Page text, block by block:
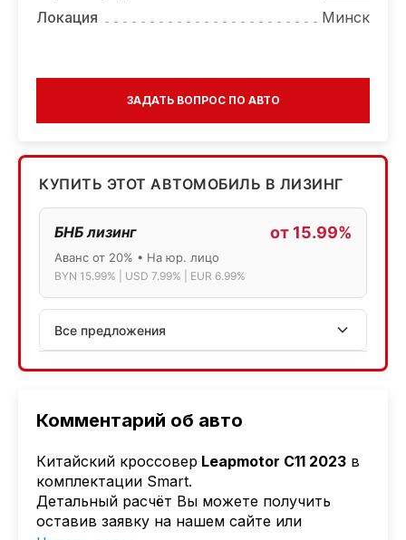
Комментарий об авто
Китайский кроссовер Leapmotor C11 2023 в
комплектации Smart.
Детальный расчёт Вы можете получить
оставив заявку на нашем сайте или
Локация
Минск
ЗАДАТЬ ВОПРОС ПО АВТО
КУПИТЬ ЭТОТ АВТОМОБИЛЬ В ЛИЗИНГ
БНБ лизинг от 15.99%
Аванс от 20% • На юр. лицо
BYN 15.99% | USD 7.99% | EUR 6.99%
Все предложения
АСБ лизинг
Лизинг: BYN 17% | USD 7.99% | EUR 6.99%
Также доступен кредит "Проще простого" 18.9%
Активлизиг